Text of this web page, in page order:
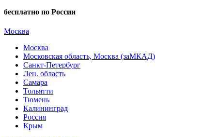
бесплатно по России
Москва
Москва
Московская область, Москва (заМКАД)
Санкт-Петербург
Лен. область
Самара
Тольятти
Тюмень
Калининград
Россия
Крым